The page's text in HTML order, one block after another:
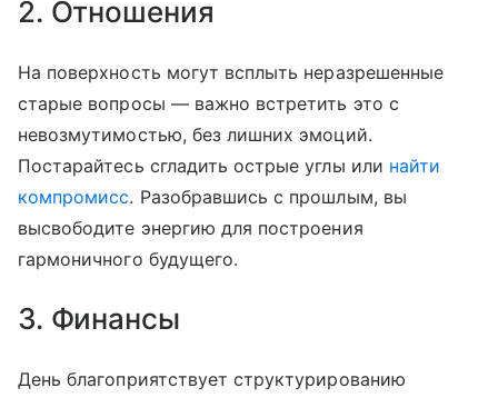
2. Отношения
На поверхность могут всплыть неразрешенные
старые вопросы — важно встретить это с
невозмутимостью, без лишних эмоций.
Постарайтесь сгладить острые углы или найти
компромисс. Разобравшись с прошлым, вы
высвободите энергию для построения
гармоничного будущего.
3. Финансы
День благоприятствует структурированию